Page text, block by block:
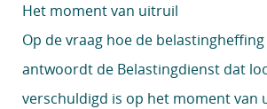
Het moment van uitruil
Op de vraag hoe de
antwoordt de Belastingdienst dat
verschuldigd is op het moment van